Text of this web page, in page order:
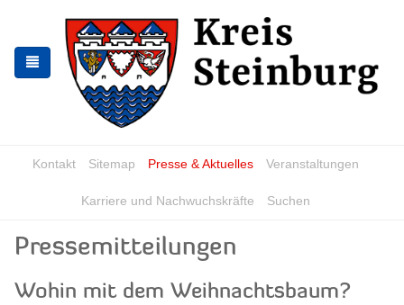
the
navigation
the
content
Kontakt Sitemap Presse & Aktuelles Veranstaltungen
Karriere und Nachwuchskräfte Suchen
Pressemitteilungen
Wohin mit dem Weihnachtsbaum?